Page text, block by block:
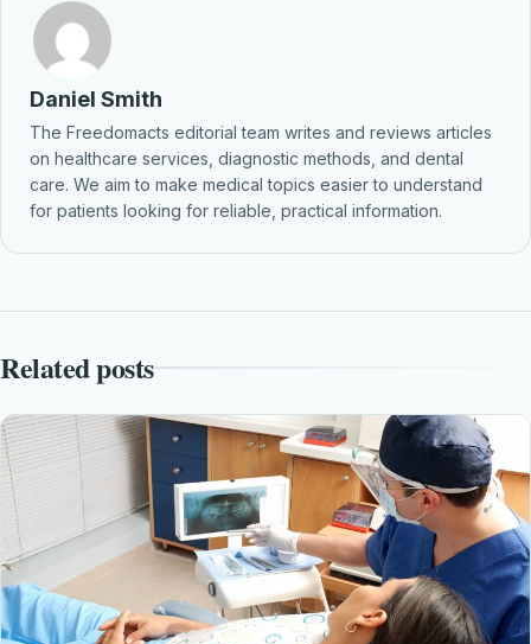
Daniel Smith
The Freedomacts editorial team writes and reviews articles
on healthcare services, diagnostic methods, and dental
care. We aim to make medical topics easier to understand
for patients looking for reliable, practical information.
Related posts